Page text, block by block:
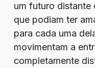
um futuro distante
que podiam ter
para cada uma
movimentam a
completamente